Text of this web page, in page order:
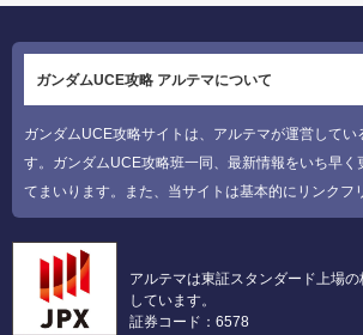
ガンダムUCE攻略 アルテマについて
ガンダムUCE攻略サイトは、アルテマが運営してい
す。ガンダムUCE攻略班一同、最新情報をいち早く
てまいります。また、当サイトは基本的にリンクフ
アルテマは東証スタンダード上場
しています。
証券コード：6578